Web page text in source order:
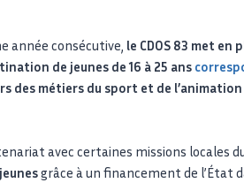
année consécutive, le CDOS 83 met
de jeunes de 16 à 25 ans
des métiers du sport et de l’animation
avec certaines missions locales
grâce à un financement de l’État